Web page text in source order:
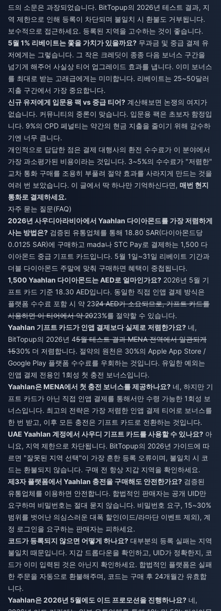
드의 소문은 과장되었습니다. BitTopup의 2026년 테스트 결과, 지
역 제한으로 인해 등록이 차단되며 불일치 시 환불도 거부됩니다.
보수적으로 접근하세요. 등록된 지역을 고수하는 것이 좋습니다.
5월 1% 리베이트는 쫓을 가치가 있을까요? 무과금 및 중급 결제 유
저에게는 그렇습니다. 그 작은 크레딧이 종종 다음 보너스 구간을
넘기게 해주어 사실상 티어 업그레이드 효과를 냅니다. 이미 보너스
를 최대로 받는 고래급에게는 미미합니다. 리베이트는 25~50달러
지출 구간에서 가장 중요합니다.
신규 유저에게 입문용 팩 vs 중급 티어? 계산해보면 논쟁의 여지가
없습니다. 커뮤니티의 중론이 맞습니다. 입문용 팩은 초보자 함정입
니다. 9%의 CPD 페널티는 약간의 현금 지출을 줄이기 위해 감수하
기엔 너무 큽니다.
개인적으로 답답한 점은 결제 대행사의 환전 수수료가 이 분야에서
가장 과소평가된 비용이라는 것입니다. 3~5%의 수수료가 "저렴한"
교차 통화 구매를 조용히 부풀려 절약 효과를 사라지게 만드는 것을
여러 번 보았습니다. 이 글에서 딱 하나만 기억하신다면, 매번 현지
통화로 결제하세요.
자주 묻는 질문(FAQ)
2026년 사우디아라비아에서 Yaahlan 다이아몬드를 가장 저렴하게
사는 방법은? 검증된 유통업체를 통해 18.80 SAR(다이아몬드당
0.0125 SAR)에 구매하고 mada나 STC Pay로 결제하는 1,500 다
이아몬드 중급 기프트 카드입니다. 5월 1일~31일 리베이트 기간과
더블 다이아몬드 주말에 맞춰 구매하면 혜택이 중첩됩니다.
1,500 Yaahlan 다이아몬드는 AED로 얼마인가요? 2026년 5월 기
프트 카드 기준 18.30 AED입니다. 동일한 직접 인앱 결제 방식은
플랫폼 수수료 포함 시 약 2324 AED가 소요되므로, 기프트 카드를
사용하면 이 티어에서 약 2023%를 절약할 수 있습니다.
Yaahlan 기프트 카드가 인앱 결제보다 실제로 저렴한가요? 네,
BitTopup의 2026년 45월 테스트 결과 MENA 전역에서 일관되게
1530% 더 저렴합니다. 절약의 원천은 30%의 Apple App Store /
Google Play 플랫폼 수수료를 우회하는 것입니다. 유일한 예외는
인앱 결제 전용인 1회성 첫 충전 보너스입니다.
Yaahlan은 MENA에서 첫 충전 보너스를 제공하나요? 네, 하지만 기
프트 카드가 아닌 직접 인앱 결제를 통해서만 수령 가능한 1회성 보
너스입니다. 최고의 전략은 가장 저렴한 인앱 결제 티어로 보너스를
한 번 받고, 이후 모든 충전은 기프트 카드로 전환하는 것입니다.
UAE Yaahlan 계정에서 사우디 기프트 카드를 사용할 수 있나요? 아
니요, 지역 제한으로 차단됩니다. BitTopup의 2026년 가이드에 따
르면 "잘못된 지역 선택"이 가장 흔한 등록 오류이며, 불일치 시 코
드는 환불되지 않습니다. 구매 전 항상 지갑 지역을 확인하세요.
제3자 플랫폼에서 Yaahlan 충전을 구매해도 안전한가요? 검증된
유통업체를 이용하면 안전합니다. 합법적인 판매자는 공개 UID만
요구하며 비밀번호는 절대 묻지 않습니다. 비밀번호 요구, 15~30%
범위를 벗어난 의심스러운 대폭 할인(이드/라마단 이벤트 제외), 계
정 로그인을 요구하는 판매자는 피하세요.
코드가 등록되지 않으면 어떻게 하나요? 대부분의 등록 실패는 지역
불일치 때문입니다. 지갑 드롭다운을 확인하고, UID가 정확한지, 코
드가 이미 입력된 것은 아닌지 확인하세요. 합법적인 플랫폼은 실패
한 주문을 자동으로 환불해주며, 코드는 구매 후 24개월간 유효합
니다.
Yaahlan은 2026년 5월에도 이드 프로모션을 진행하나요? 네,